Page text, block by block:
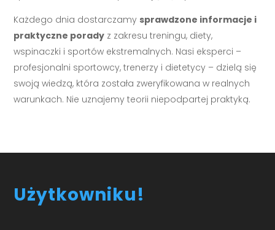
Każdego dnia dostarczamy sprawdzone informacje i
praktyczne porady z zakresu treningu, diety,
wspinaczki i sportów ekstremalnych. Nasi eksperci –
profesjonalni sportowcy, trenerzy i dietetycy – dzielą się
swoją wiedzą, która została zweryfikowana w realnych
warunkach. Nie uznajemy teorii niepodpartej praktyką.
Użytkowniku!